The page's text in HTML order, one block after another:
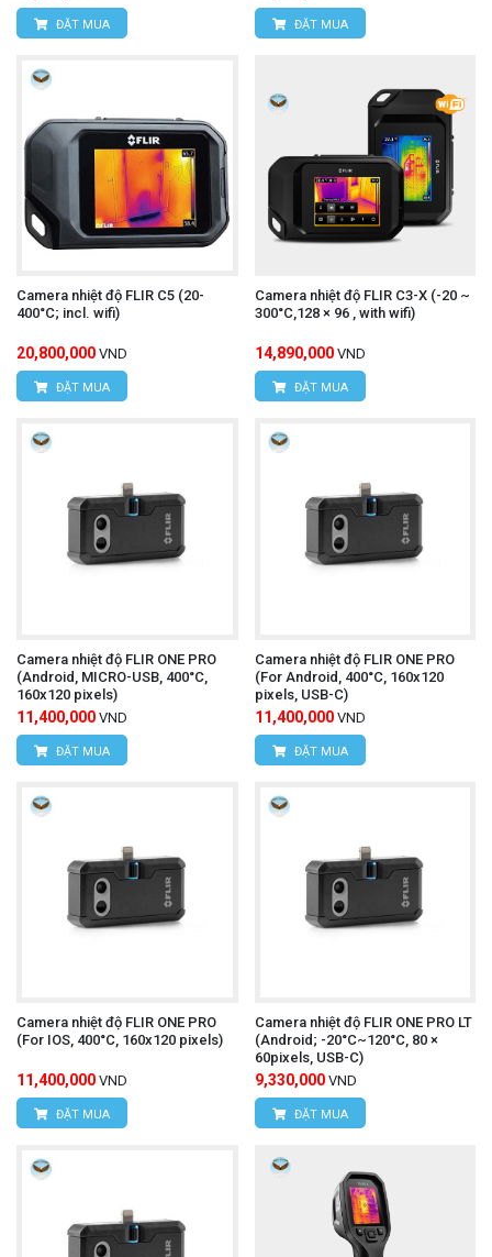
thẻ nhớ (nếu có).
Ampe kìm UNI-T UT216C
(AC/DC 600A,True RMS)
Để mua được
camera nhiệt độ UNI-T
quý khách hãy liên hệ trực tiếp với chúng tôi:
CÔNG TY TNHH THIẾT BỊ VÀ CÔNG NGHỆ
HÙNG NGUYÊN TECH - HÀ NỘI
Địa chỉ:
Số nhà 15, ngõ 85, Tân Xuân, Phường
Văn phòng giao dịch:Số nhà 20D, ngõ 16/28
Đỗ Xuân Hợp, Phường Mỹ Đình 1, Quận Nam
Từ Liêm, TP Hà Nội
vantien2307@gmail.com
Website:www.hungnguyentech.vn
HÙNG NGUYÊN TECH - TP HỒ CHÍ MINH
Kiên, Huyện Bình Chánh, Thành phố Hồ Chí
Minh
Điện thoại:
0934.616.395
Website:
www.hungnguyentech.vn
ĐẶT MUA ĐẶT MUA
Camera nhiệt độ FLIR C5 (20-
400°C; incl. wifi)
20,800,000 VND
ĐẶT MUA
Camera nhiệt độ FLIR C3-X (-20 ~
300°C,128 × 96 , with wifi)
14,890,000 VND
ĐẶT MUA
Camera nhiệt độ FLIR ONE PRO
(Android, MICRO-USB, 400°C,
160x120 pixels)
11,400,000 VND
ĐẶT MUA
Camera nhiệt độ FLIR ONE PRO
(For Android, 400°C, 160x120
pixels, USB-C)
11,400,000 VND
ĐẶT MUA
Camera nhiệt độ FLIR ONE PRO
(For IOS, 400°C, 160x120 pixels)
11,400,000 VND
ĐẶT MUA
Camera nhiệt độ FLIR ONE PRO LT
(Android; -20°C~120°C, 80 ×
60pixels, USB-C)
9,330,000 VND
ĐẶT MUA